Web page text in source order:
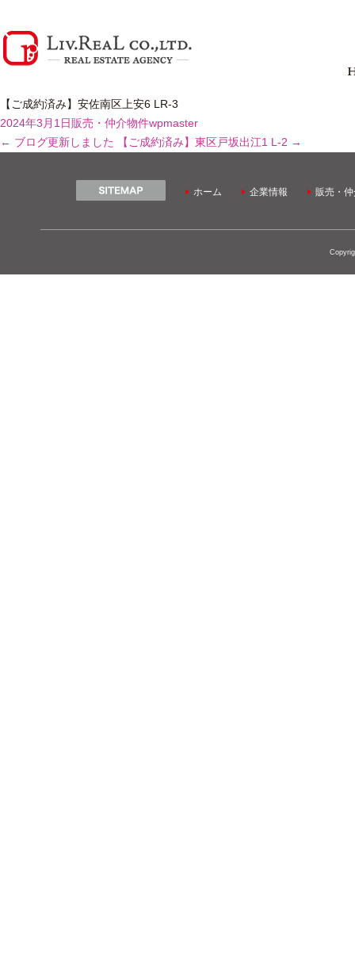
【ご成約済み】安佐南区上安6 LR-3
2024年3月1日 販売・仲介物件wpmaster
← ブログ更新しました 【ご成約済み】東区戸坂出江1 L-2 →
ホーム 企業情報 販売・